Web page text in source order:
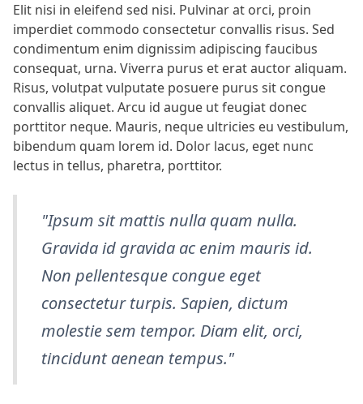
Elit nisi in eleifend sed nisi. Pulvinar at orci, proin
imperdiet commodo consectetur convallis risus. Sed
condimentum enim dignissim adipiscing faucibus
consequat, urna. Viverra purus et erat auctor aliquam.
Risus, volutpat vulputate posuere purus sit congue
convallis aliquet. Arcu id augue ut feugiat donec
porttitor neque. Mauris, neque ultricies eu vestibulum,
bibendum quam lorem id. Dolor lacus, eget nunc
lectus in tellus, pharetra, porttitor.
"Ipsum sit mattis nulla quam nulla.
Gravida id gravida ac enim mauris id.
Non pellentesque congue eget
consectetur turpis. Sapien, dictum
molestie sem tempor. Diam elit, orci,
tincidunt aenean tempus."